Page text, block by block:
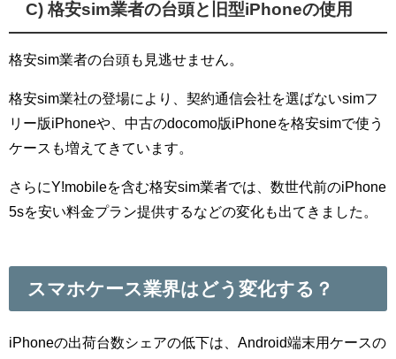
C) 格安sim業者の台頭と旧型iPhoneの使用
格安sim業者の台頭も見逃せません。
格安sim業社の登場により、契約通信会社を選ばないsimフ
リー版iPhoneや、中古のdocomo版iPhoneを格安simで使う
ケースも増えてきています。
さらにY!mobileを含む格安sim業者では、数世代前のiPhone
5sを安い料金プラン提供するなどの変化も出てきました。
スマホケース業界はどう変化する？
iPhoneの出荷台数シェアの低下は、Android端末用ケースの